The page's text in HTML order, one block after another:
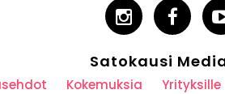
Satokausi
Kokemuksia Yrityksille